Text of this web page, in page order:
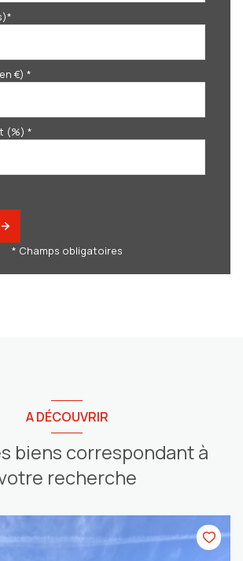
€) *
(%) *
* Champs obligatoires
A DÉCOUVRIR
biens correspondant à
recherche